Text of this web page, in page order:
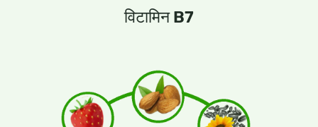
विटामिन B7